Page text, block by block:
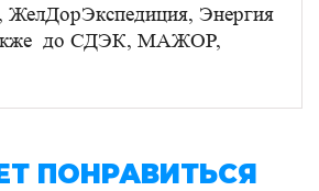
Энергия
до СДЭК, МАЖОР,
ПОНРАВИТЬСЯ